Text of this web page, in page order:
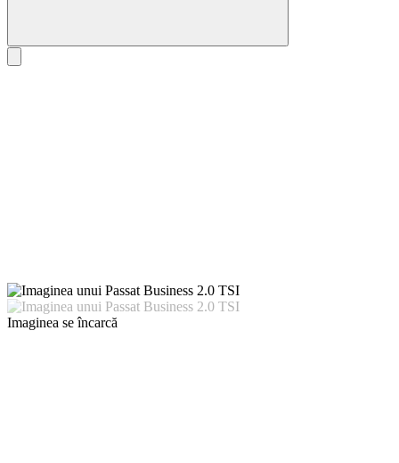
Imaginea se încarcă